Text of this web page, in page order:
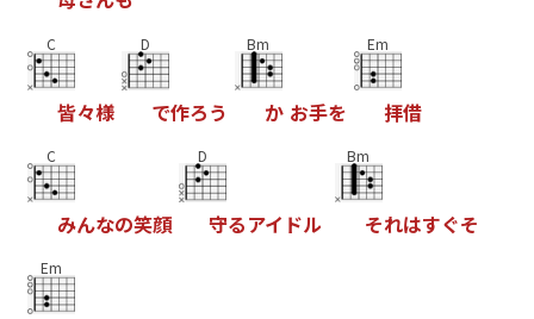
C
皆々様
D
で作ろう
Bm
か お手を
Em
拝借
C
みんなの笑顔
D
守るアイ ドル
Bm
それはすぐそ
Em